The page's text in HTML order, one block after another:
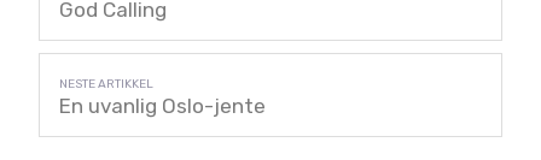
God Calling
En uvanlig Oslo-jente